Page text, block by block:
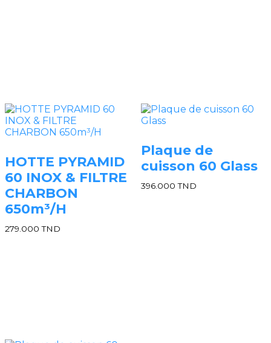
HOTTE PYRAMID
60 INOX & FILTRE
CHARBON
650m³/H
279.000TND
Plaque de
cuisson 60 Glass
396.000TND